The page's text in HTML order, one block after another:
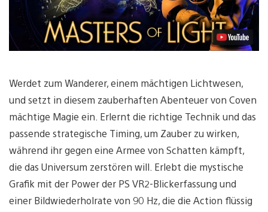
Werdet zum Wanderer, einem mächtigen Lichtwesen,
und setzt in diesem zauberhaften Abenteuer von Coven
mächtige Magie ein. Erlernt die richtige Technik und das
passende strategische Timing, um Zauber zu wirken,
während ihr gegen eine Armee von Schatten kämpft,
die das Universum zerstören will. Erlebt die mystische
Grafik mit der Power der PS VR2-Blickerfassung und
einer Bildwiederholrate von 90 Hz, die die Action flüssig